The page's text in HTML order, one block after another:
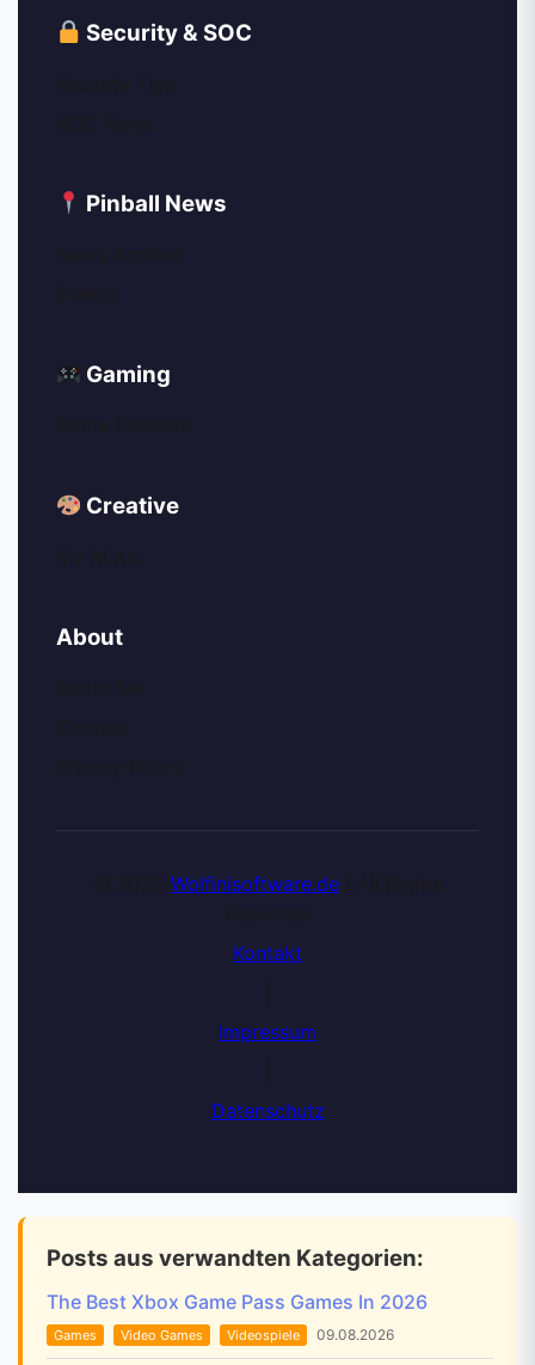
Security & SOC
Pinball News
Gaming
Creative
About
Wolfinisoftware.de
Kontakt
Impressum
Datenschutz
Posts aus verwandten Kategorien:
The Best Xbox Game Pass Games In 2026
Games Video Games Videospiele 09.08.2026